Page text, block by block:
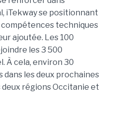
iTekway se positionnant
compétences techniques
ajoutée. Les 100
les 3 500
À cela, environ 30
les deux prochaines
régions Occitanie et